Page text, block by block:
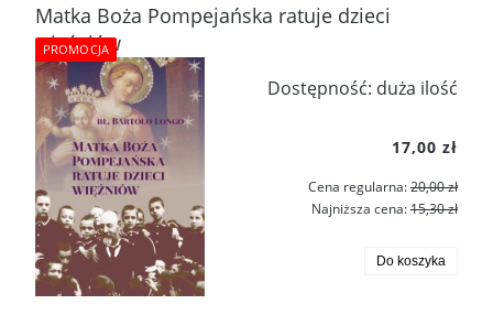
Matka Boża Pompejańska ratuje dzieci
więźniów
Dostępność: duża ilość
17,00 zł
Cena regularna:20,00 zł
Najniższa cena:15,30 zł
Do koszyka
PROMOCJA